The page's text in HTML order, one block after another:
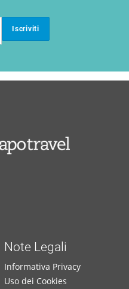
Iscriviti
Note Legali
Informativa Privacy
Uso dei Cookies